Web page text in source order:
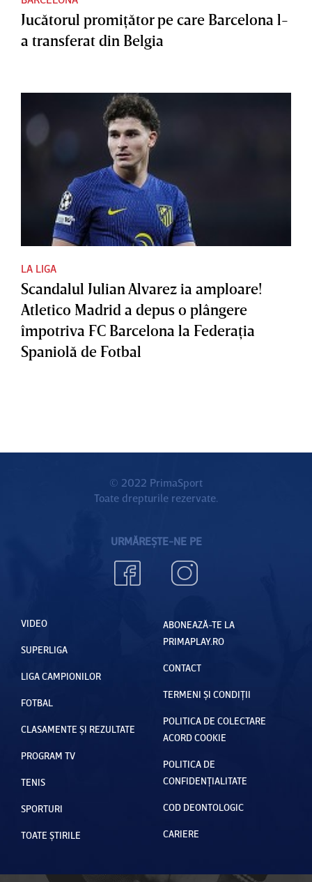
Jucătorul promiţător pe care Barcelona l-
a transferat din Belgia
LA LIGA
Scandalul Julian Alvarez ia amploare!
Atletico Madrid a depus o plângere
împotriva FC Barcelona la Federaţia
Spaniolă de Fotbal
© 2022 PrimaSport
Toate drepturile rezervate.
URMĂREȘTE-NE PE
VIDEO
SUPERLIGA
LIGA CAMPIONILOR
FOTBAL
CLASAMENTE ȘI REZULTATE
PROGRAM TV
TENIS
SPORTURI
TOATE ȘTIRILE
ABONEAZĂ-TE LA
PRIMAPLAY.RO
CONTACT
TERMENI ȘI CONDIȚII
POLITICA DE COLECTARE
ACORD COOKIE
POLITICA DE
CONFIDENȚIALITATE
COD DEONTOLOGIC
CARIERE